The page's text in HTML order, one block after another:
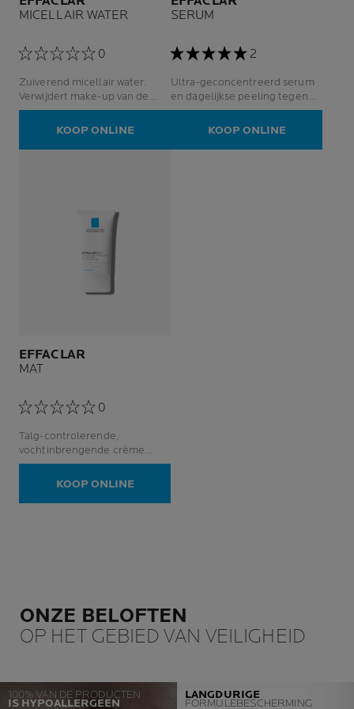
MICELLAIR WATER
0
Zuiverend micellair water.
Verwijdert make-up van de
vettige en gevoelige huid.
KOOP ONLINE
SERUM
2
Ultra-geconcentreerd serum
en dagelijkse peeling tegen
onzuiverheden en
restlittekens.KOOP ONLINE
EFFACLAR
MAT
0
Talg-controlerende,
vochtinbrengende crème
tegen glans en grove poriën.
KOOP ONLINE
ONZE BELOFTEN
OP HET GEBIED VAN VEILIGHEID
100% VAN DE PRODUCTEN
IS HYPOALLERGEEN
LANGDURIGE
FORMULEBESCHERMING